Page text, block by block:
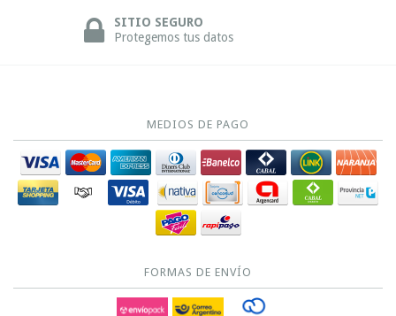
SITIO SEGURO
Protegemos tus datos
MEDIOS DE PAGO
FORMAS DE ENVÍO